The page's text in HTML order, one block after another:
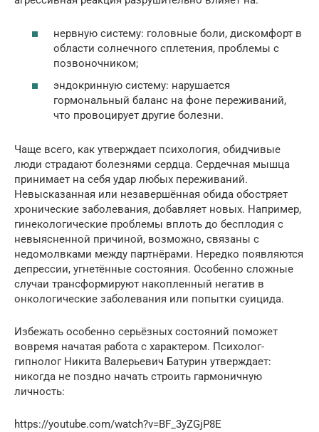
нервную систему: головные боли, дискомфорт в
области солнечного сплетения, проблемы с
позвоночником;
эндокринную систему: нарушается
гормональный баланс на фоне переживаний,
что провоцирует другие болезни.
Чаще всего, как утверждает психология, обидчивые
люди страдают болезнями сердца. Сердечная мышца
принимает на себя удар любых переживаний.
Невысказанная или незавершённая обида обостряет
хронические заболевания, добавляет новых. Например,
гинекологические проблемы вплоть до бесплодия с
невыясненной причиной, возможно, связаны с
недомолвками между партнёрами. Нередко появляются
депрессии, угнетённые состояния. Особенно сложные
случаи трансформируют накопленный негатив в
онкологические заболевания или попытки суицида.
Избежать особенно серьёзных состояний поможет
вовремя начатая работа с характером. Психолог-
гипнолог Никита Валерьевич Батурин утверждает:
никогда не поздно начать строить гармоничную
личность:
https://youtube.com/watch?v=BF_3yZGjP8E